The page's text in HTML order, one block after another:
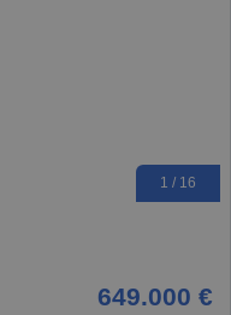
1 / 16
649.000 €